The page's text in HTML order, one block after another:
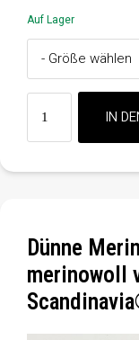
Auf Lager
Dünne
merinowoll